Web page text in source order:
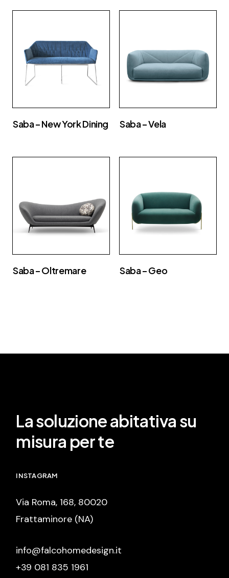
Saba – New York Dining Saba – Vela
Saba – Oltremare Saba – Geo
La soluzione abitativa su
misura per te
INSTAGRAM
Via Roma, 168, 80020
Frattaminore (NA)
info@falcohomedesign.it
+39 081 835 1961